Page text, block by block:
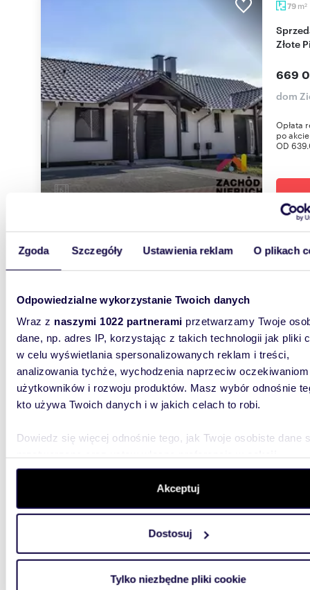
Zgoda Szczegóły Ustawienia reklam O plikach
Odpowiedzialne wykorzystanie Twoich danych
Wraz z naszymi 1022 partnerami przetwarzamy Twoje
dane, np. adres IP, korzystając z takich technologii jak pliki
w celu wyświetlania spersonalizowanych reklam i treści,
analizowania tychże, wychodzenia naprzeciw oczekiwaniom
użytkowników i rozwoju produktów. Masz wybór odnośnie
kto używa Twoich danych i w jakich celach to robi.
Dowiedz się więcej odnośnie tego, jak Twoje osobiste dane
szczegółów. W Deklaracji plików cookie możesz zmienić
wycofać swoją zgodę w dowolnej chwili.
aby oferować funkcje społecznościowe i analizować ruch w
witrynie. Informacje o tym, jak korzystasz z naszej witryny,
analitycznym. Partnerzy mogą połączyć te informacje z
Akceptuj
Dostosuj
Tylko niezbędne pliki cookie
79 m2
Sprzedam nowoczesny dom 79 m² na Osiedlu
Złote
669
dom
Opłata
po
OD
2079
1 180
dom
111m2
749